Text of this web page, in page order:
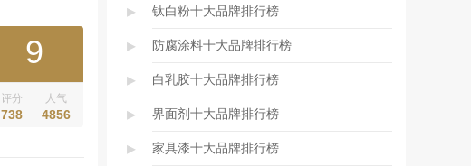
9
评分
738
人气
4856
▸ 钛白粉十大品牌排行榜
▸ 防腐涂料十大品牌排行榜
▸ 白乳胶十大品牌排行榜
▸ 界面剂十大品牌排行榜
▸ 家具漆十大品牌排行榜